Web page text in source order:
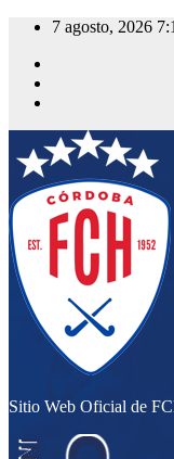
Saltar
contenido
7 agosto, 2026
Sitio Web Oficial de